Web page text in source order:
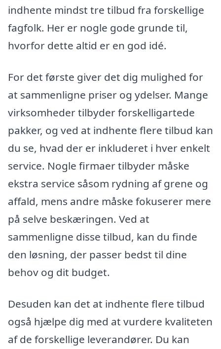
indhente mindst tre tilbud fra forskellige
fagfolk. Her er nogle gode grunde til,
hvorfor dette altid er en god idé.
For det første giver det dig mulighed for
at sammenligne priser og ydelser. Mange
virksomheder tilbyder forskelligartede
pakker, og ved at indhente flere tilbud kan
du se, hvad der er inkluderet i hver enkelt
service. Nogle firmaer tilbyder måske
ekstra service såsom rydning af grene og
affald, mens andre måske fokuserer mere
på selve beskæringen. Ved at
sammenligne disse tilbud, kan du finde
den løsning, der passer bedst til dine
behov og dit budget.
Desuden kan det at indhente flere tilbud
også hjælpe dig med at vurdere kvaliteten
af de forskellige leverandører. Du kan